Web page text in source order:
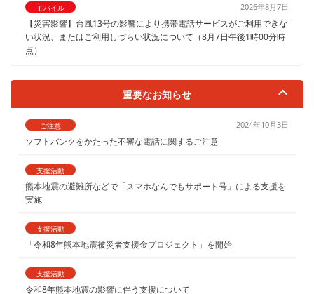
モバイル 2026年8月7日
【災害影響】台風13号の影響により携帯電話サービスがご利用できな
い状況、またはご利用しづらい状況について（8月7日午後1時00分時
点）
重要なお知らせ
ご注意 2024年10月3日
ソフトバンクをかたった不審な電話に関するご注意
支援活動
熊本地震の避難所などで「スマホなんでもサポート号」による支援を
実施
支援活動
「令和8年熊本地震被災者支援金プロジェクト」を開始
支援活動
令和8年熊本地震の影響に伴う支援について